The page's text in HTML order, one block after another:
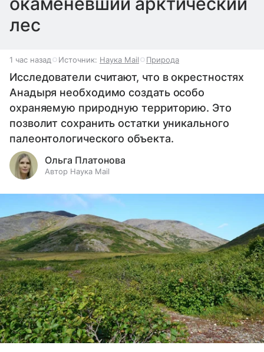
лес
1 час назад Источник: Наука Mail Природа
Исследователи считают, что в окрестностях
Анадыря необходимо создать особо
охраняемую природную территорию. Это
позволит сохранить остатки уникального
палеонтологического объекта.
Ольга Платонова
Автор Наука Mail